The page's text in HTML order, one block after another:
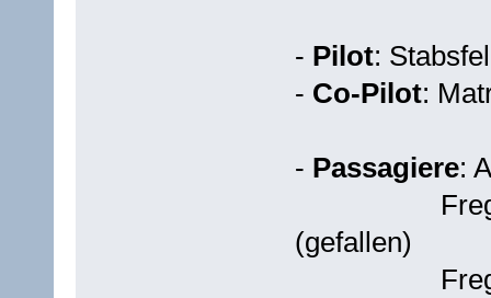
- Pilot:
- Co-Pilot:
- Passagiere:
(gefallen)